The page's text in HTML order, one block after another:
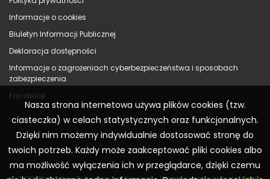
Informacje o cookies
Biuletyn Informacji Publicznej
Deklaracja dostępności
Informacje o zagrożeniach cyberbezpieczeństwa i sposobach
zabezpieczenia
Facebook
Nasza strona internetowa używa plików cookies (tzw.
ciasteczka) w celach statystycznych oraz funkcjonalnych.
Dzięki nim możemy indywidualnie dostosować stronę do
twoich potrzeb. Każdy może zaakceptować pliki cookies albo
ma możliwość wyłączenia ich w przeglądarce, dzięki czemu